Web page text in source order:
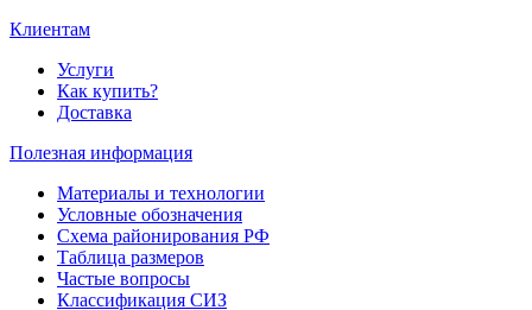
Клиентам
Услуги
Как купить?
Доставка
Полезная информация
Материалы и технологии
Условные обозначения
Схема районирования РФ
Таблица размеров
Частые вопросы
Классификация СИЗ